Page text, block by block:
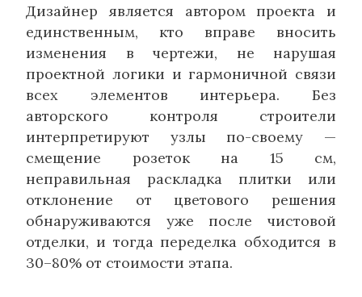
Дизайнер является автором проекта и
единственным, кто вправе вносить
изменения в чертежи, не нарушая
проектной логики и гармоничной связи
всех элементов интерьера. Без
авторского контроля строители
интерпретируют узлы по-своему —
смещение розеток на 15 см,
неправильная раскладка плитки или
отклонение от цветового решения
обнаруживаются уже после чистовой
отделки, и тогда переделка обходится в
30–80% от стоимости этапа.